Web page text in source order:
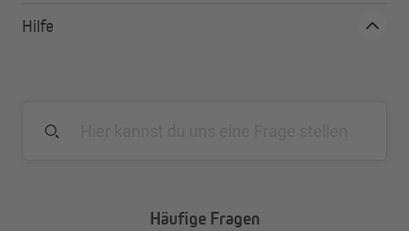
Hilfe
Häufige Fragen